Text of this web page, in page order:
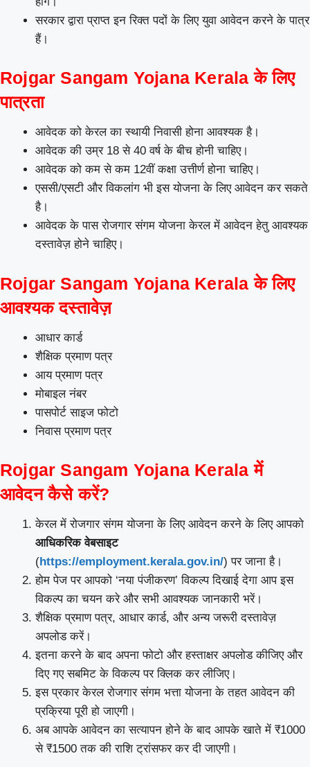
सरकार द्वारा प्राप्त इन रिक्त पदों के लिए युवा आवेदन करने के पात्र
हैं।
Rojgar Sangam Yojana Kerala के लिए
पात्रता
आवेदक को केरल का स्थायी निवासी होना आवश्यक है।
आवेदक की उम्र 18 से 40 वर्ष के बीच होनी चाहिए।
आवेदक को कम से कम 12वीं कक्षा उत्तीर्ण होना चाहिए।
एससी/एसटी और विकलांग भी इस योजना के लिए आवेदन कर सकते
है।
आवेदक के पास रोजगार संगम योजना केरल में आवेदन हेतु आवश्यक
दस्तावेज़ होने चाहिए।
Rojgar Sangam Yojana Kerala के लिए
आवश्यक दस्तावेज़
आधार कार्ड
शैक्षिक प्रमाण पत्र
आय प्रमाण पत्र
मोबाइल नंबर
पासपोर्ट साइज फोटो
निवास प्रमाण पत्र
Rojgar Sangam Yojana Kerala में
आवेदन कैसे करें?
केरल में रोजगार संगम योजना के लिए आवेदन करने के लिए आपको
आधिकरिक वेबसाइट
(https://employment.kerala.gov.in/) पर जाना है।
होम पेज पर आपको ‘नया पंजीकरण’ विकल्प दिखाई देगा आप इस
विकल्प का चयन करे और सभी आवश्यक जानकारी भरें।
शैक्षिक प्रमाण पत्र, आधार कार्ड, और अन्य जरूरी दस्तावेज़
अपलोड करें।
इतना करने के बाद अपना फोटो और हस्ताक्षर अपलोड कीजिए और
दिए गए सबमिट के विकल्प पर क्लिक कर लीजिए।
इस प्रकार केरल रोजगार संगम भत्ता योजना के तहत आवेदन की
प्रक्रिया पूरी हो जाएगी।
अब आपके आवेदन का सत्यापन होने के बाद आपके खाते में ₹1000
से ₹1500 तक की राशि ट्रांसफर कर दी जाएगी।